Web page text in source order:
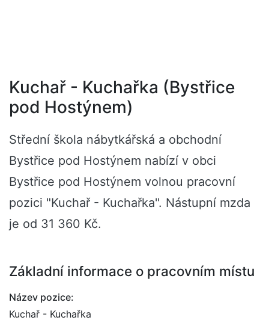
Kuchař - Kuchařka (Bystřice
pod Hostýnem)
Střední škola nábytkářská a obchodní
Bystřice pod Hostýnem nabízí v obci
Bystřice pod Hostýnem volnou pracovní
pozici "Kuchař - Kuchařka". Nástupní mzda
je od 31 360 Kč.
Základní informace o pracovním místu
Název pozice:
Kuchař - Kuchařka